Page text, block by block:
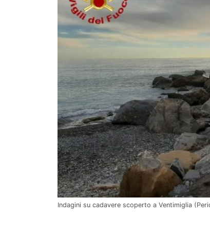
Indagini su cadavere scoperto a Ventimiglia